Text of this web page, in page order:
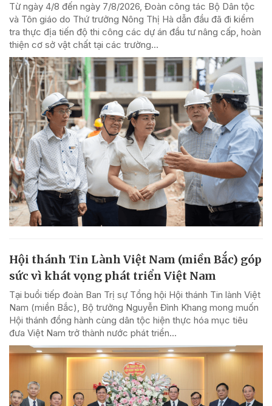
Từ ngày 4/8 đến ngày 7/8/2026, Đoàn công tác Bộ Dân tộc
và Tôn giáo do Thứ trưởng Nông Thị Hà dẫn đầu đã đi kiểm
tra thực địa tiến độ thi công các dự án đầu tư nâng cấp, hoàn
thiện cơ sở vật chất tại các trường...
Hội thánh Tin Lành Việt Nam (miền Bắc) góp
sức vì khát vọng phát triển Việt Nam
Tại buổi tiếp đoàn Ban Trị sự Tổng hội Hội thánh Tin lành Việt
Nam (miền Bắc), Bộ trưởng Nguyễn Đình Khang mong muốn
Hội thánh đồng hành cùng dân tộc hiện thực hóa mục tiêu
đưa Việt Nam trở thành nước phát triển...